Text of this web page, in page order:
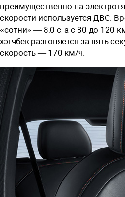
преимущественно на
скорости используется ДВС.
«сотни» — 8,0 с, а с 80 до 120
хэтчбек разгоняется за пять
скорость — 170 км/ч.